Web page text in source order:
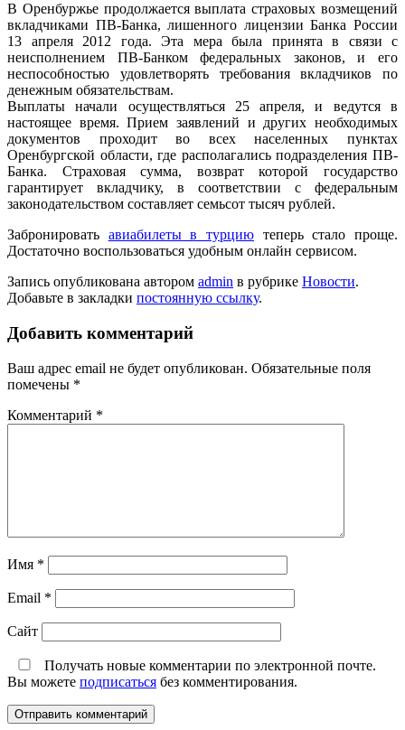
В Оренбуржье продолжается выплата страховых возмещений
вкладчиками ПВ-Банка, лишенного лицензии Банка России
13 апреля 2012 года. Эта мера была принята в связи с
неисполнением ПВ-Банком федеральных законов, и его
неспособностью удовлетворять требования вкладчиков по
денежным обязательствам.
Выплаты начали осуществляться 25 апреля, и ведутся в
настоящее время. Прием заявлений и других необходимых
документов проходит во всех населенных пунктах
Оренбургской области, где располагались подразделения ПВ-
Банка. Страховая сумма, возврат которой государство
гарантирует вкладчику, в соответствии с федеральным
законодательством составляет семьсот тысяч рублей.
Забронировать авиабилеты в турцию теперь стало проще.
Достаточно воспользоваться удобным онлайн сервисом.
Запись опубликована автором admin в рубрике Новости.
Добавьте в закладки постоянную ссылку.
Добавить комментарий
Ваш адрес email не будет опубликован. Обязательные поля
помечены *
Комментарий *
Имя *
Email *
Сайт
Получать новые комментарии по электронной почте.
Вы можете подписаться без комментирования.